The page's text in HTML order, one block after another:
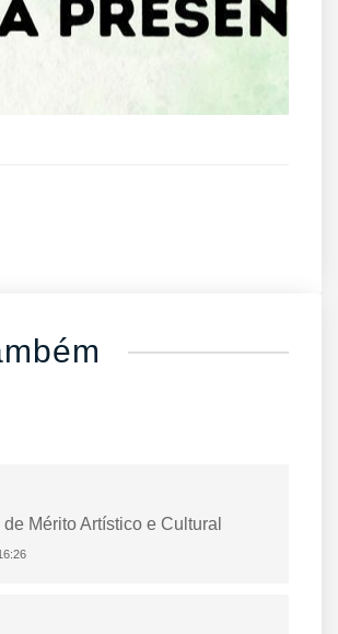
Mérito Artístico e Cultural